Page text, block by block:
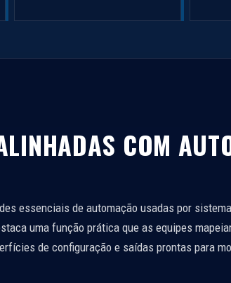
COM
essenciais de automação usadas por
uma função prática que as equipes
de configuração e saídas prontas para